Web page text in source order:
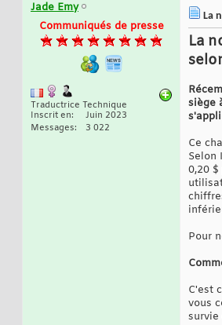
Jade Emy
Communiqués de presse
Traductrice Technique
Inscrit en
Juin 2023
Messages
3 022
La
La
siège
Ce
Selon
0,20
Pour
C'est
vous
survie